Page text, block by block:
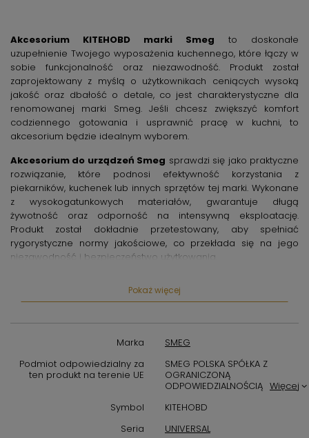
Akcesorium KITEHOBD marki Smeg to doskonałe
uzupełnienie Twojego wyposażenia kuchennego, które łączy w
sobie funkcjonalność oraz niezawodność. Produkt został
zaprojektowany z myślą o użytkownikach ceniących wysoką
jakość oraz dbałość o detale, co jest charakterystyczne dla
renomowanej marki Smeg. Jeśli chcesz zwiększyć komfort
codziennego gotowania i usprawnić pracę w kuchni, to
akcesorium będzie idealnym wyborem.
Akcesorium do urządzeń Smeg sprawdzi się jako praktyczne
rozwiązanie, które podnosi efektywność korzystania z
piekarników, kuchenek lub innych sprzętów tej marki. Wykonane
z wysokogatunkowych materiałów, gwarantuje długą
żywotność oraz odporność na intensywną eksploatację.
Produkt został dokładnie przetestowany, aby spełniać
rygorystyczne normy jakościowe, co przekłada się na jego
niezawodność i bezpieczeństwo użytkowania.
, instalacja jest szybka i intuicyjna. Produkt
co eliminuje ryzyko uszkodzeń lub nieprawidłowego działania.
wpisuje się w nowoczesny design kuchni.
Wybierającakcesoria do sprzętu kuchennego Smeg
inwestujesz w produkt, który znacząco ułatwi przygotowywanie
potraw, zwiększy funkcjonalność urządzeń oraz pozwoli cieszyć
się wygodą na co dzień. To niezastąpiony dodatek dla osób,
które cenią sobie wysoką jakość i profesjonalne rozwiązania w
Pokaż więcej
Marka
SMEG
Podmiot odpowiedzialny za
ten produkt na terenie UE
SMEG POLSKA SPÓŁKA Z
OGRANICZONĄ
ODPOWIEDZIALNOŚCIĄ Więcej
Symbol
KITEHOBD
Seria
UNIVERSAL